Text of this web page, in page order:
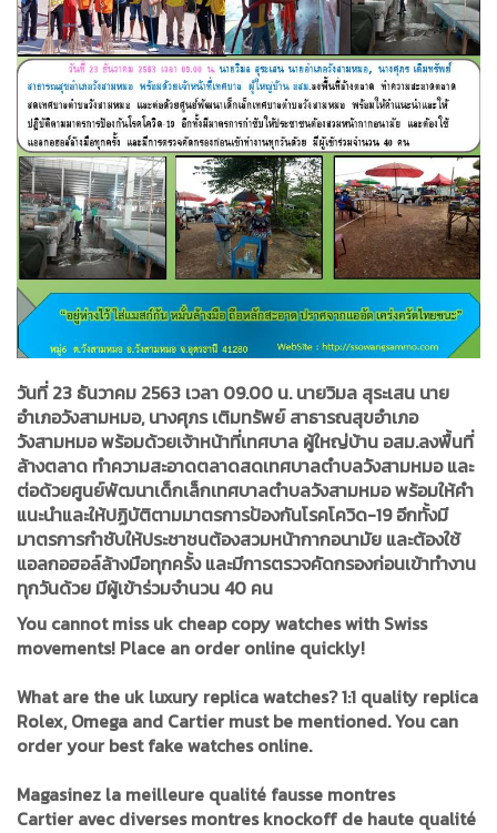
วันที่ 23 ธันวาคม 2563 เวลา 09.00 น.นายวิมล สุระเสน นาย
อำเภอวังสามหมอ,นางศุภรเติมทรัพย์ สาธารณสุขอำเภอ
วังสามหมอ พร้อมด้วยเจ้าหน้าที่เทศบาล ผู้ใหญ่บ้าน อสม.ลงพื้นที่
ล้างตลาด ทำความสะอาดตลาดสดเทศบาลตำบลวังสามหมอ และ
ต่อด้วยศูนย์พัฒนาเด็กเล็กเทศบาลตำบลวังสามหมอ พร้อมให้คำ
แนะนำและให้ปฏิบัติตามมาตรการป้องกันโรคโควิด-19 อีกทั้งมี
มาตรการกำชับให้ประชาชนต้องสวมหน้ากากอนามัย และต้องใช้
แอลกอฮอล์ล้างมือทุกครั้ง และมีการตรวจคัดกรองก่อนเข้าทำงาน
ทุกวันด้วย มีผู้เข้าร่วมจำนวน 40 คน
You cannot miss uk cheapcopy watcheswith Swiss
movements! Place an order online quickly!
What are the uk luxury replica watches? 1:1 quality replica
Rolex, Omega and Cartier must be mentioned. You can
order your best fake watches online.
Magasinez la meilleure qualité fausse montres
Cartieravec diverses montres knockoff de haute qualité